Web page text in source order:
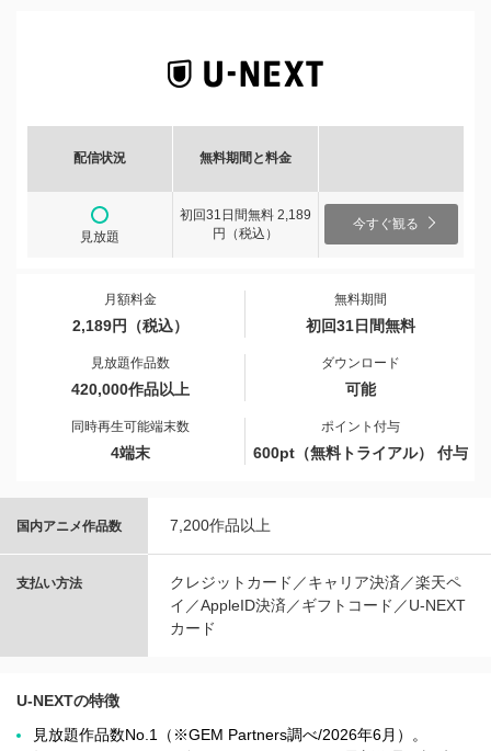
配信状況 無料期間と料金
見放題
初回31日間無料 2,189
円（税込）
今すぐ観る
月額料金
2,189円（税込）
無料期間
初回31日間無料
見放題作品数
420,000作品以上
ダウンロード
可能
同時再生可能端末数
4端末
ポイント付与
600pt（無料トライアル） 付与
国内アニメ作品数 7,200作品以上
支払い方法
クレジットカード／キャリア決済／楽天ペ
イ／AppleID決済／ギフトコード／U-NEXT
カード
U-NEXTの特徴
見放題作品数No.1（※GEM Partners調べ/2026年6⽉）。